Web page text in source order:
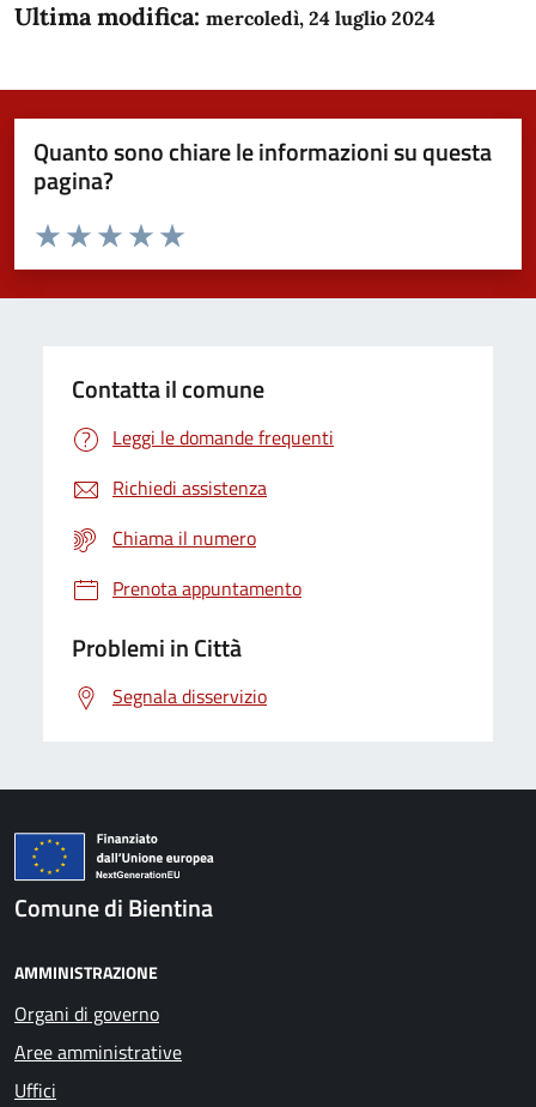
Ultima modifica: mercoledì, 24 luglio 2024
Quanto sono chiare le informazioni su questa
pagina?
Domanda
Valuta da 1 a 5 stelle la pagina
Valuta 5 stelle su 5
Valuta 4 stelle su 5
Valuta 3 stelle su 5
Valuta 2 stelle su 5
Valuta 1 stelle su 5
Contatta il comune
Leggi le domande frequenti
Richiedi assistenza
Chiama il numero
Prenota appuntamento
Problemi in Città
Segnala disservizio
Comune di Bientina
AMMINISTRAZIONE
Organi di governo
Aree amministrative
Uffici